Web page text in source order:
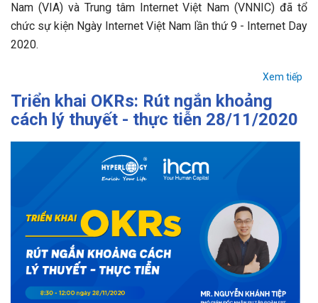
Nam (VIA) và Trung tâm Internet Việt Nam (VNNIC) đã tổ
chức sự kiện Ngày Internet Việt Nam lần thứ 9 - Internet Day
2020.
Xem tiếp
Triển khai OKRs: Rút ngắn khoảng
cách lý thuyết - thực tiễn 28/11/2020